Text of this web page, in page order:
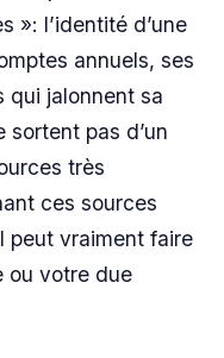
»: l’identité d’une
annuels, ses
qui jalonnent sa
pas d’un
très
ces sources
peut vraiment faire
ou votre due